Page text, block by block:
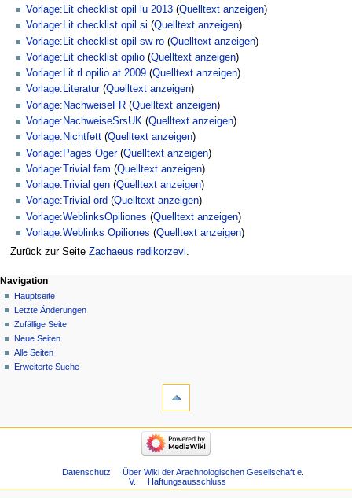
Vorlage:Lit checklist opil lu 2013 (Quelltext anzeigen)
Vorlage:Lit checklist opil si (Quelltext anzeigen)
Vorlage:Lit checklist opil sw ro (Quelltext anzeigen)
Vorlage:Lit checklist opilio (Quelltext anzeigen)
Vorlage:Lit rl opilio at 2009 (Quelltext anzeigen)
Vorlage:Literatur(Quelltext anzeigen)
Vorlage:NachweiseFR (Quelltext anzeigen)
Vorlage:NachweiseSrsUK (Quelltext anzeigen)
Vorlage:Nichtfett (Quelltext anzeigen)
Vorlage:Pages Oger(Quelltext anzeigen)
Vorlage:Trivial fam (Quelltext anzeigen)
Vorlage:Trivial gen (Quelltext anzeigen)
Vorlage:Trivial ord (Quelltext anzeigen)
Vorlage:WeblinksOpiliones (Quelltext anzeigen)
Vorlage:Weblinks Opiliones (Quelltext anzeigen)
Zurück zur Seite Zachaeus redikorzevi.
Navigation
Hauptseite
Letzte Änderungen
Zufällige Seite
Neue Seiten
Alle Seiten
Erweiterte Suche
Datenschutz
Über Wiki der Arachnologischen Gesellschaft e.
V.
Haftungsausschluss